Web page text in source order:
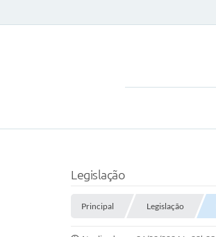
Legislação
Principal Legislação